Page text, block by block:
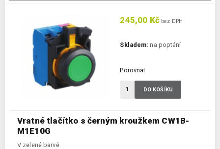
Vratné tlačítko s černým kroužkem CW1B-
M1E10G
V zelené barvě
245,00 Kč bez DPH
Skladem: na poptání
Porovnat
DO KOŠÍKU